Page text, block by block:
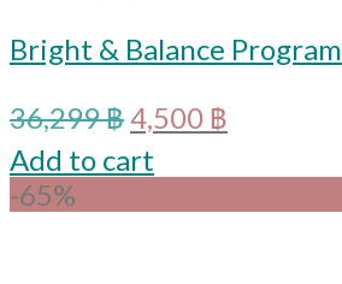
Bright & Balance Program
36,299฿ Original
price
was:
36,299 ฿.
4,500 ฿
is:
4,500 ฿.
Add to cart
-65%